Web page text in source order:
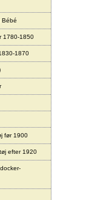
Bébé
1780-1850
1870
før 1900
efter 1920